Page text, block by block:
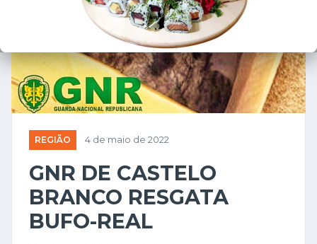
REGIÃO 4 de maio de 2022
GNR DE CASTELO
BRANCO RESGATA
BUFO-REAL